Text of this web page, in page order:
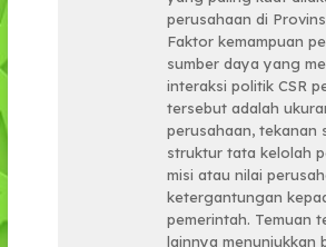
perusahaan di
Faktor kemampuan
sumber daya yang
interaksi politik CSR
tersebut adalah
perusahaan, tekanan
struktur tata kelolah
misi atau nilai
ketergantungan
pemerintah. Temuan
lainnya menunjukkan